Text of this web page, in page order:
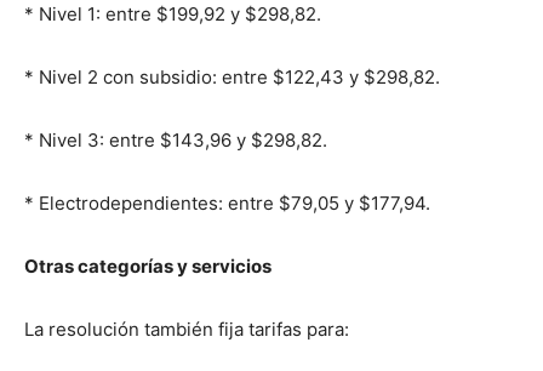
* Nivel 1: entre $199,92 y $298,82.
* Nivel 2 con subsidio: entre $122,43 y $298,82.
* Nivel 3: entre $143,96 y $298,82.
* Electrodependientes: entre $79,05 y $177,94.
Otras categorías y servicios
La resolución también fija tarifas para: